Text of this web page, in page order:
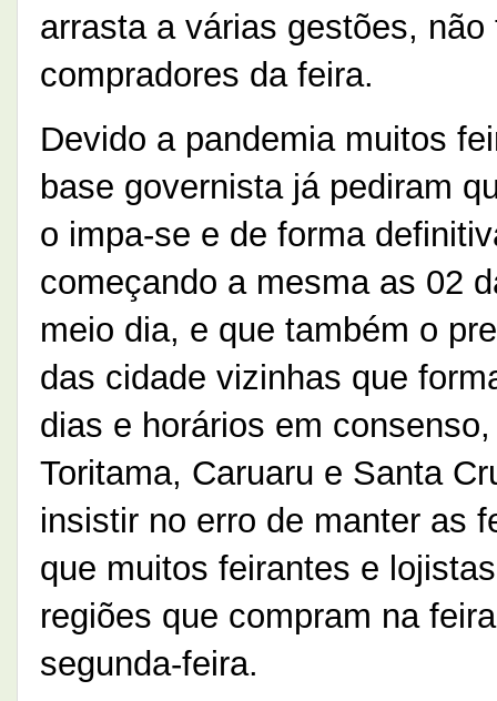
arrasta a várias gestões,
compradores da feira.
Devido a pandemia muitos
base governista já pediram
o impa-se e de forma
começando a mesma as 02
meio dia, e que também o
das cidade vizinhas que
dias e horários em
Toritama, Caruaru e Santa
insistir no erro de manter as
que muitos feirantes e
regiões que compram na
segunda-feira.